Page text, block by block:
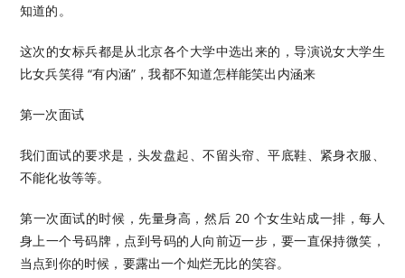
知道的。
这次的女标兵都是从北京各个大学中选出来的，导演说女大学生
比女兵笑得 “有内涵”，我都不知道怎样能笑出内涵来
第一次面试
我们面试的要求是，头发盘起、不留头帘、平底鞋、紧身衣服、
不能化妆等等。
第一次面试的时候，先量身高，然后 20 个女生站成一排，每人
身上一个号码牌，点到号码的人向前迈一步，要一直保持微笑，
当点到你的时候，要露出一个灿烂无比的笑容。